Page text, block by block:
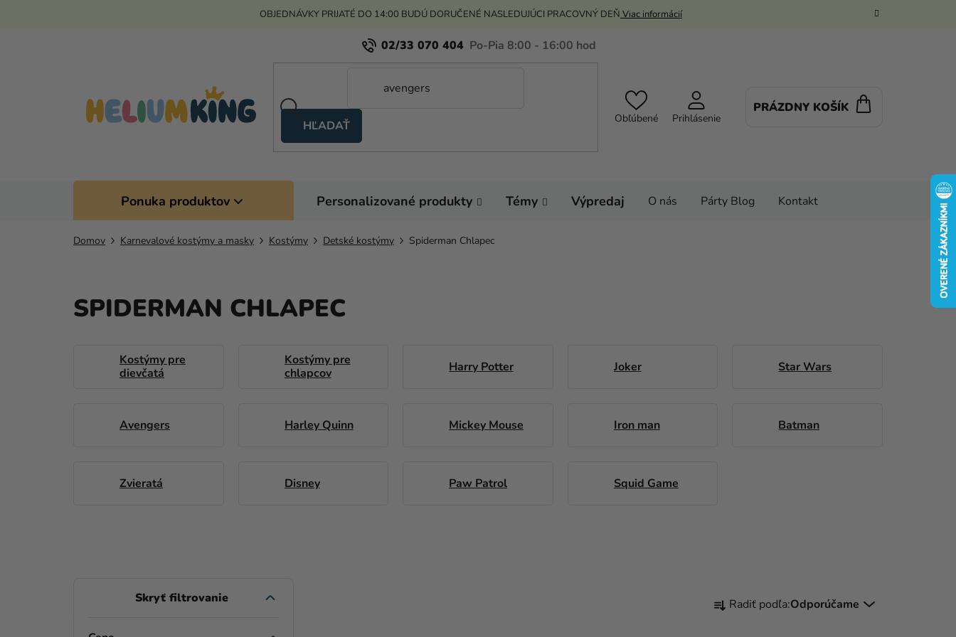
OBJEDNÁVKY PRIJATÉ DO 14:00 BUDÚ DORUČENÉ NASLEDUJÚCI PRACOVNÝ DEŇ Viac informácií
02/33 070 404
HĽADAŤ Obľúbené Prihlásenie
PRÁZDNY KOŠÍK
Ponuka produktov Personalizované produkty Témy Výpredaj O nás Párty Blog Kontakt
Domov Karnevalové kostýmy a masky Kostýmy Detské kostýmy Spiderman Chlapec
SPIDERMAN CHLAPEC
Kostýmy pre
dievčatá
Kostýmy pre
chlapcov
Harry Potter Joker Star Wars
Avengers Harley Quinn Mickey Mouse Iron man Batman
Zvieratá Disney Paw Patrol Squid Game
R Radiť podľa:Odporúčame